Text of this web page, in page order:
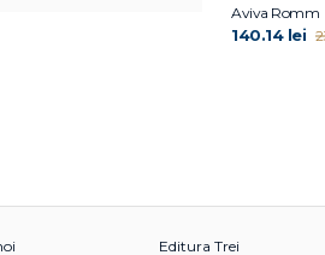
Aviva Romm
140.14 lei
Editura Trei